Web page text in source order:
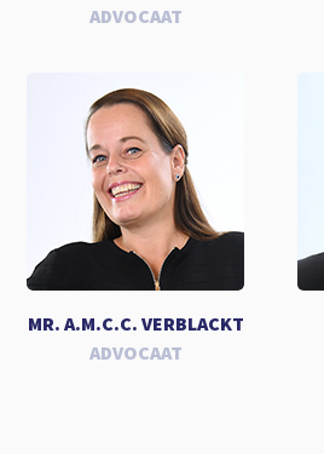
ADVOCAAT
MR. A.M.C.C. VERBLACKT
ADVOCAAT